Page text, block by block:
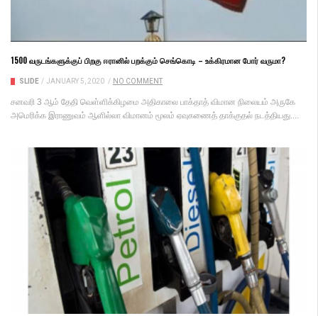
1500 வருடங்களுக்குப் பிறகு ஈரானில் பறக்கும் செங்கொடி – உக்கிரமான போர் வருமா?
SLIDE / JANUARY 5, 2020 / NO COMMENT
சனவரி 3 ஆம் தேதி வெள்ளிக்கிழமை அதிகாலை பாக்தாத் விமான நிலையம் அருகே
அமெரிக்க இராணுவம் ஆளில்லா விமானம் மூலம் ஏவுகணைத் தாக்குதல் நடத்தியது....